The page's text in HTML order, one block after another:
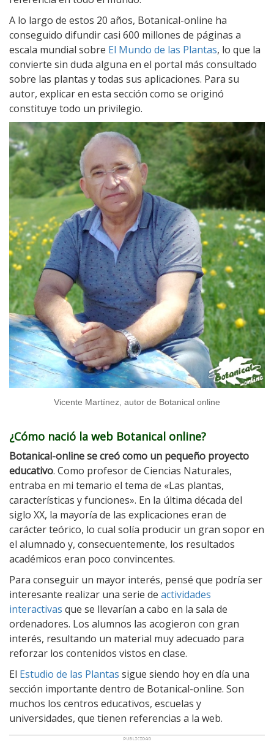
A lo largo de estos 20 años, Botanical-online ha
conseguido difundir casi 600 millones de páginas a
escala mundial sobre El Mundo de las Plantas, lo que la
convierte sin duda alguna en el portal más consultado
sobre las plantas y todas sus aplicaciones. Para su
autor, explicar en esta sección como se originó
constituye todo un privilegio.
Vicente Martínez, autor de Botanical online
¿Cómo nació la web Botanical online?
Botanical-online se creó como un pequeño proyecto
educativo. Como profesor de Ciencias Naturales,
entraba en mi temario el tema de «Las plantas,
características y funciones». En la última década del
siglo XX, la mayoría de las explicaciones eran de
carácter teórico, lo cual solía producir un gran sopor en
el alumnado y, consecuentemente, los resultados
académicos eran poco convincentes.
Para conseguir un mayor interés, pensé que podría ser
interesante realizar una serie de actividades
interactivas que se llevarían a cabo en la sala de
ordenadores. Los alumnos las acogieron con gran
interés, resultando un material muy adecuado para
reforzar los contenidos vistos en clase.
El Estudio de las Plantas sigue siendo hoy en día una
sección importante dentro de Botanical-online. Son
muchos los centros educativos, escuelas y
universidades, que tienen referencias a la web.